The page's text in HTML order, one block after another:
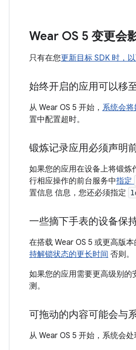
Wear OS 5 变更会
只有在您更新目标 SDK 时，
始终开启的应用可以移
从 Wear OS 5 开始， 系统会
置中配置超时。
锻炼记录应用必须声明
如果您的应用在设备上将锻炼
行相应操作的前台服务中指定
置信息 信息，您还必须指定
一些摘下手表的设备保
在搭载 Wear OS 5 或更高版
持解锁状态的更长时间 否则。
如果您的应用需要更高级别
测。
可拖动的内容可能会与
从 Wear OS 5 开始，系统会